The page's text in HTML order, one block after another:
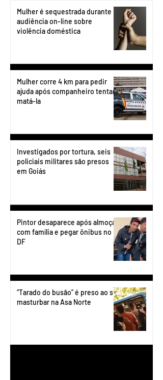
Mulher é sequestrada durante
audiência on-line sobre
violência doméstica
Mulher corre 4 km para pedir
ajuda após companheiro tentar
matá-la
Investigados por tortura, seis
policiais militares são presos
em Goiás
Pintor desaparece após almoçar
com família e pegar ônibus no
DF
“Tarado do busão” é preso ao se
masturbar na Asa Norte